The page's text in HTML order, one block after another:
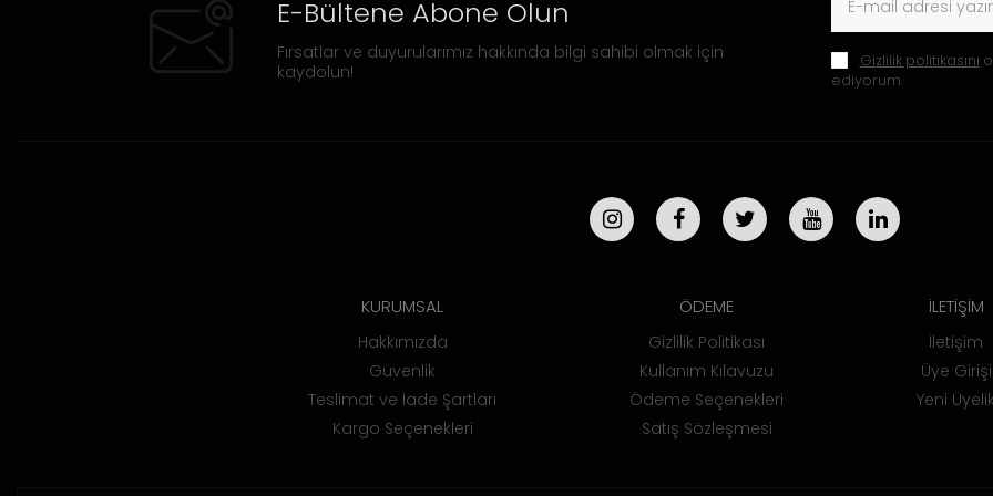
E-Bültene Abone Olun
Fırsatlar ve duyurularımız hakkında bilgi sahibi olmak için
kaydolun!
Gizlilik politikasını
ediyorum.
KURUMSAL
Hakkımızda
Güvenlik
Teslimat ve İade Şartları
Kargo Seçenekleri
ÖDEME
Gizlilik Politikası
Kullanım Kılavuzu
Ödeme Seçenekleri
Satış Sözleşmesi
İLETİŞİM
İletişim
Üye Girişi
Yeni Üyelik